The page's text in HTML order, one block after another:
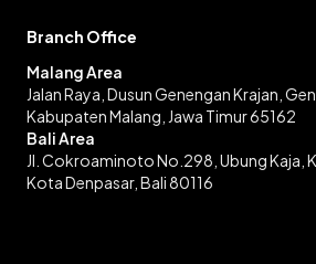
Branch Office
Malang Area
Jalan Raya, Dusun Genengan Krajan,
Kabupaten Malang, Jawa Timur 65162
Bali Area
Jl. Cokroaminoto No.298, Ubung Kaja,
Kota Denpasar, Bali 80116